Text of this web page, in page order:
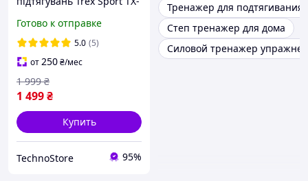
стіну
Готово к отправке
5.0 (5)
от250₴/мес
1 499₴
1 999 ₴
Купить
TechnoStore 95%
Тренажер для подтягивания
Степ тренажер для дома
Силовой тренажер